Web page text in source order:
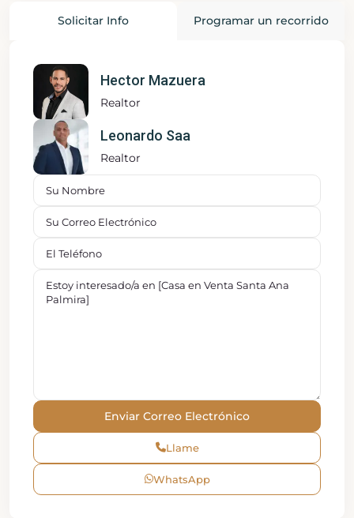
Solicitar Info Programar un recorrido
Hector Mazuera
Realtor
Leonardo Saa
Realtor
Llame
WhatsApp